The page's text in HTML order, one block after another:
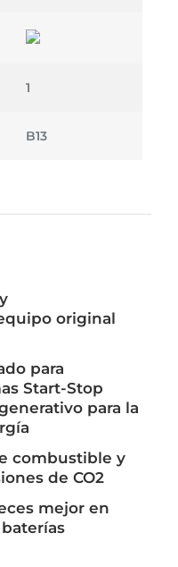
1
B13
original
para
Start-Stop
para la
combustible y
de CO2
mejor en